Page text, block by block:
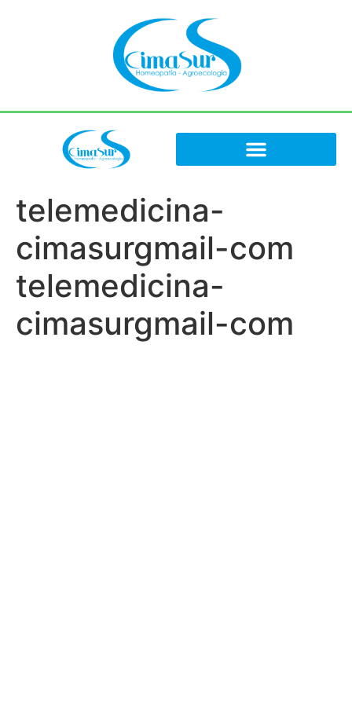
telemedicina-
cimasurgmail-com
telemedicina-
cimasurgmail-com